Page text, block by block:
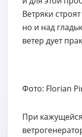
Ветряки
но и над
ветер дует
Фото: Florian
При